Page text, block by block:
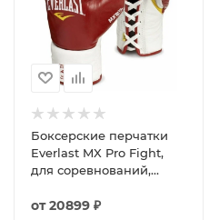
Боксерские перчатки
Everlast MX Pro Fight,
для соревнований,
от20899 ₽